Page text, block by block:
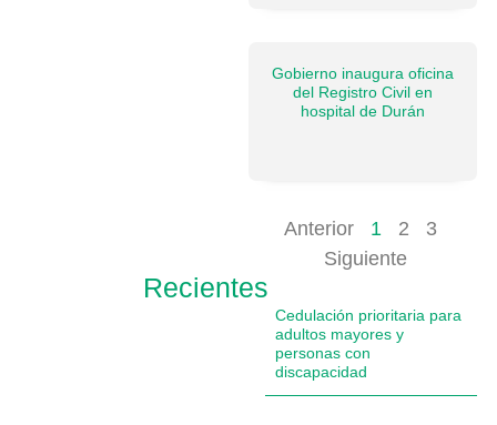
Gobierno inaugura oficina
del Registro Civil en
hospital de Durán
Anterior 1 2
3
Siguiente
Recientes
Cedulación prioritaria para
adultos mayores y
personas con
discapacidad